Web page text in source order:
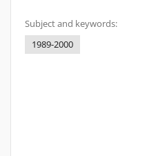
Subject and keywords:
1989-2000